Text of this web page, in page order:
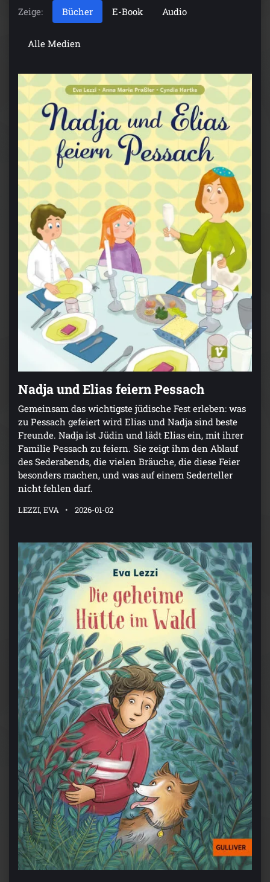
Zeige: Bücher E-Book Audio
Alle Medien
Nadja und Elias feiern Pessach
Gemeinsam das wichtigste jüdische Fest erleben: was
zu Pessach gefeiert wird Elias und Nadja sind beste
Freunde. Nadja ist Jüdin und lädt Elias ein, mit ihrer
Familie Pessach zu feiern. Sie zeigt ihm den Ablauf
des Sederabends, die vielen Bräuche, die diese Feier
besonders machen, und was auf einem Sederteller
nicht fehlen darf.
LEZZI, EVA 2026-01-02